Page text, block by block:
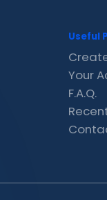
Useful
Your
F.A.Q.